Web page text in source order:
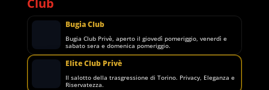
Club
Bugia Club
Bugia Club Privè, aperto il giovedì pomeriggio, venerdì e
sabato sera e domenica pomeriggio.
Elite Club Privè
Il salotto della trasgressione di Torino. Privacy, Eleganza e
Riservatezza.